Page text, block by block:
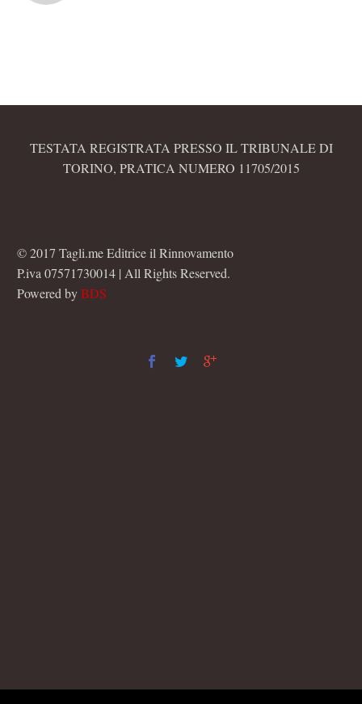
TESTATA REGISTRATA PRESSO IL TRIBUNALE DI
TORINO, PRATICA NUMERO 11705/2015
© 2017 Tagli.me Editrice il Rinnovamento
P.iva 07571730014 | All Rights Reserved.
Powered byBDS